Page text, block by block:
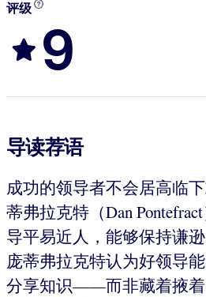
评级
9
导读荐语
成功的领导者不会居高临
蒂弗拉克特（Dan
导平易近人，能够保持谦逊
庞蒂弗拉克特认为好领导
分享知识——而非藏着掖